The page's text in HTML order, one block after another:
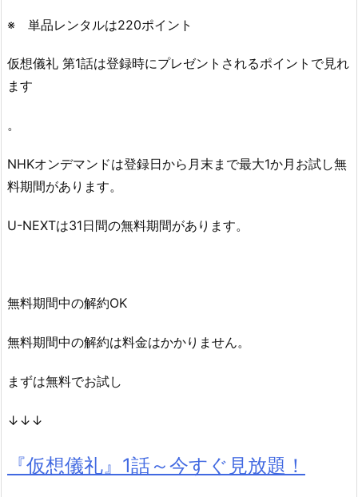
※ 単品レンタルは220ポイント
仮想儀礼 第1話は登録時にプレゼントされるポイントで見れ
ます
。
NHKオンデマンドは登録日から月末まで最大1か月お試し無
料期間があります。
U-NEXTは31日間の無料期間があります。
無料期間中の解約OK
無料期間中の解約は料金はかかりません。
まずは無料でお試し
↓↓↓
『仮想儀礼』 1話～今すぐ見放題！